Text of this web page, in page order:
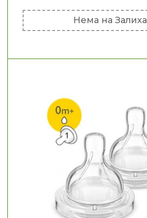
Нема на Залиха